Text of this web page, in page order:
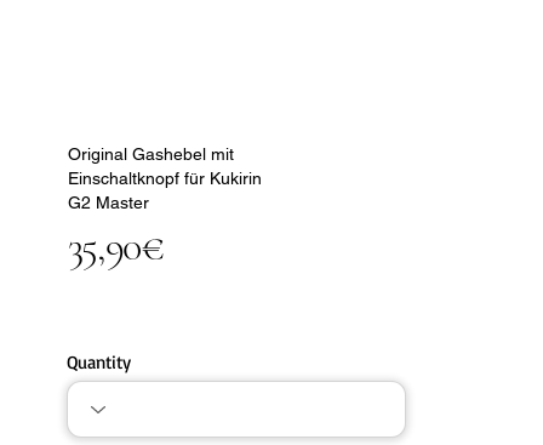
Original Gashebel mit
Einschaltknopf für Kukirin
G2 Master
35,90€
Quantity